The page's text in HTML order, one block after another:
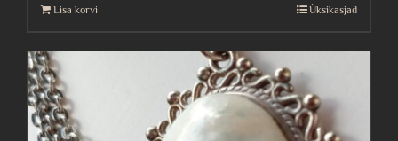
Lisa korvi Üksikasjad